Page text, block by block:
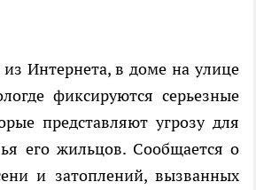
Интернета, в доме на улице
фиксируются серьезные
представляют угрозу для
его жильцов. Сообщается о
и затоплений, вызванных